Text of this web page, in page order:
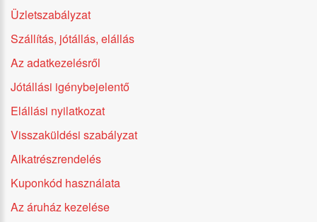
Üzletszabályzat
Szállítás, jótállás, elállás
Az adatkezelésről
Jótállási igénybejelentő
Elállási nyilatkozat
Visszaküldési szabályzat
Alkatrészrendelés
Kuponkód használata
Az áruház kezelése